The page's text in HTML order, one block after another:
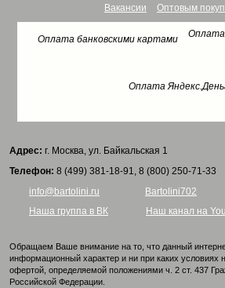
Вакансии
Оптовым
Оплата банковскими картами Оплата
Оплата
Адрес: г. Москва, ул. Байкальская 1
Телефон: 8 (499) 381-18-91, 8 (800) 250-71-33
info@bartolini.ru
Bartolini702
Наша группа в ВК
Наш канал на
Обращаем Ваше внимание на то, что данный
информационный характер и ни при каких условиях
офертой, определяемой положениями ч. 2 ст. 437
Российской Федерации.